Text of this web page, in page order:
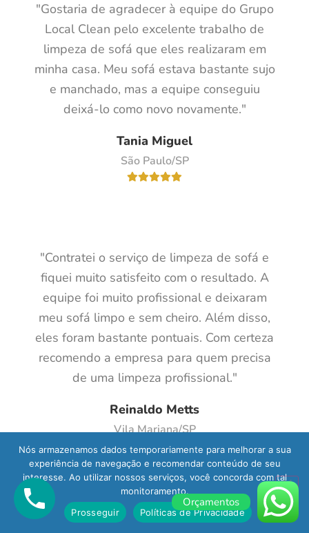
"Gostaria de agradecer à equipe do Grupo
Local Clean pelo excelente trabalho de
limpeza de sofá que eles realizaram em
minha casa. Meu sofá estava bastante sujo
e manchado, mas a equipe conseguiu
deixá-lo como novo novamente."
Tania Miguel
São Paulo/SP
"Contratei o serviço de limpeza de sofá e
fiquei muito satisfeito com o resultado. A
equipe foi muito profissional e deixaram
meu sofá limpo e sem cheiro. Além disso,
eles foram bastante pontuais. Com certeza
recomendo a empresa para quem precisa
de uma limpeza profissional."
Reinaldo Metts
Vila Mariana/SP
Orçamentos
Nós armazenamos dados temporariamente para melhorar a sua
experiência de navegação e recomendar conteúdo de seu
interesse. Ao utilizar nossos serviços, você concorda com tal
monitoramento.
Prosseguir
Políticas de Privacidade